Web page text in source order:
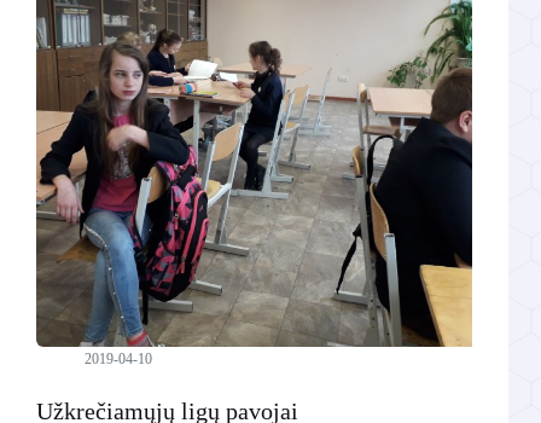
2019-04-10
Užkrečiamųjų ligų pavojai